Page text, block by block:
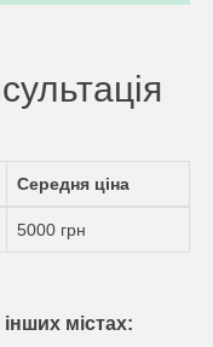
Середня ціна
5000 грн
інших містах: